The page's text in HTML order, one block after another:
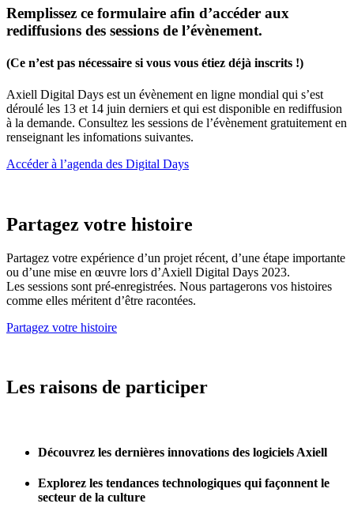
Remplissez ce formulaire afin d’accéder aux
rediffusions des sessions de l’évènement.
(Ce n’est pas nécessaire si vous vous étiez déjà inscrits !)
Axiell Digital Days est un évènement en ligne mondial qui s’est
déroulé les 13 et 14 juin derniers et qui est disponible en rediffusion
à la demande. Consultez les sessions de l’évènement gratuitement en
renseignant les infomations suivantes.
Accéder à l’agenda des Digital Days
Partagez votre histoire
Partagez votre expérience d’un projet récent, d’une étape importante
ou d’une mise en œuvre lors d’Axiell Digital Days 2023.
Les sessions sont pré-enregistrées. Nous partagerons vos histoires
comme elles méritent d’être racontées.
Partagez votre histoire
Les raisons de participer
Découvrez les dernières innovations des logiciels Axiell
Explorez les tendances technologiques qui façonnent le
secteur de la culture